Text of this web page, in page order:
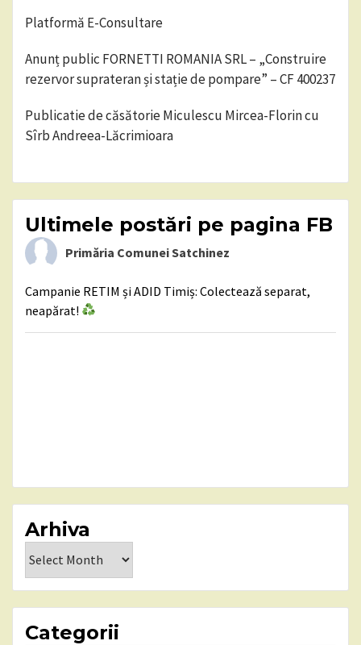
Platformă E-Consultare
Anunț public FORNETTI ROMANIA SRL – „Construire
rezervor suprateran și stație de pompare” – CF 400237
Publicatie de căsătorie Miculescu Mircea-Florin cu
Sîrb Andreea-Lăcrimioara
Ultimele postări pe pagina FB
Primăria Comunei Satchinez
Campanie RETIM și ADID Timiș: Colectează separat,
neapărat!
Arhiva
Categorii